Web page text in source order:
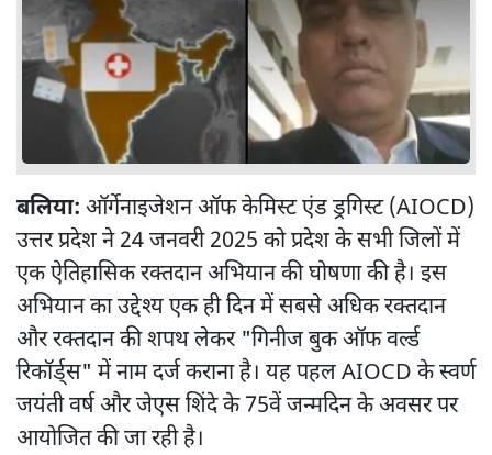
बलिया: ऑर्गेनाइजेशन ऑफ केमिस्ट एंड ड्रगिस्ट (AIOCD)
उत्तर प्रदेश ने 24 जनवरी 2025 को प्रदेश के सभी जिलों में
एक ऐतिहासिक रक्तदान अभियान की घोषणा की है। इस
अभियान का उद्देश्य एक ही दिन में सबसे अधिक रक्तदान
और रक्तदान की शपथ लेकर "गिनीज बुक ऑफ वर्ल्ड
रिकॉर्ड्स" में नाम दर्ज कराना है। यह पहल AIOCD के स्वर्ण
जयंती वर्ष और जेएस शिंदे के 75वें जन्मदिन के अवसर पर
आयोजित की जा रही है।